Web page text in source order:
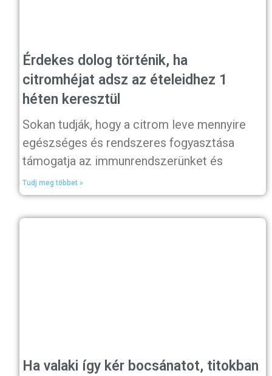
Érdekes dolog történik, ha
citromhéjat adsz az ételeidhez 1
héten keresztül
Sokan tudják, hogy a citrom leve mennyire
egészséges és rendszeres fogyasztása
támogatja az immunrendszerünket és
Tudj meg többet »
Ha valaki így kér bocsánatot, titokban